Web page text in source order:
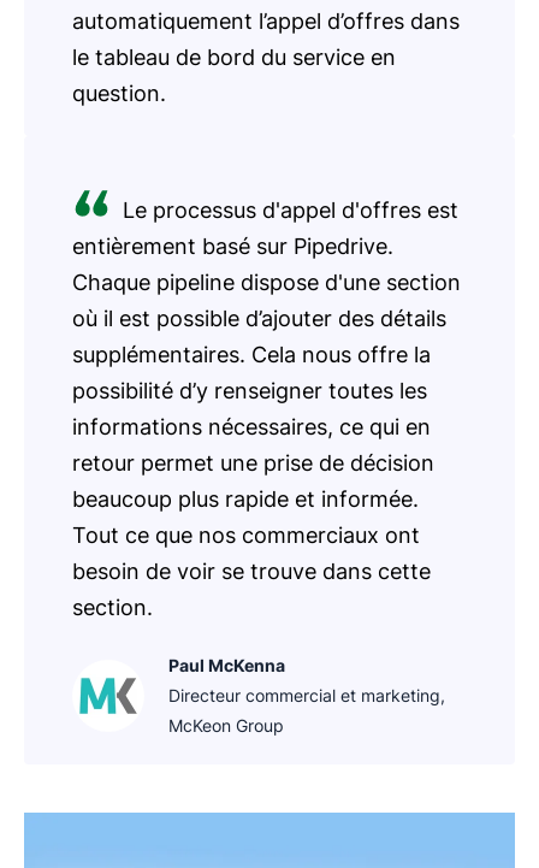
automatiquement l’appel d’offres dans
le tableau de bord du service en
question.
Le processus d'appel d'offres est
entièrement basé sur Pipedrive.
Chaque pipeline dispose d'une section
où il est possible d’ajouter des détails
supplémentaires. Cela nous offre la
possibilité d’y renseigner toutes les
informations nécessaires, ce qui en
retour permet une prise de décision
beaucoup plus rapide et informée.
Tout ce que nos commerciaux ont
besoin de voir se trouve dans cette
section.
Paul McKenna
Directeur commercial et marketing,
McKeon Group